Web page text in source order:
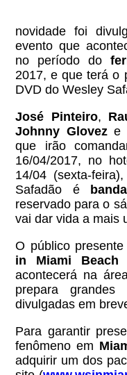
novidade foi
evento que
no período do
2017, e que terá o
DVD do Wesley
José Pinteiro,
Johnny Gloveze
que irão
16/04/2017, no
14/04 (sexta-
Safadão é
reservado para o
vai dar vida a mais
O público
in Miami Beach
acontecerá na
prepara
divulgadas em
Para garantir
fenômeno em
adquirir um dos